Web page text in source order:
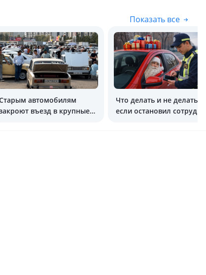
Показать все
автомобилям
въезд в крупные
Что делать и не делать,
если остановил сотрудник